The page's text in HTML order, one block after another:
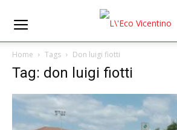
Home Tags Don luigi fiotti
Tag: don luigi fiotti